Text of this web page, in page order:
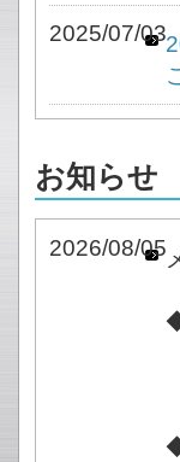
2025/07/03
お知らせ
2026/08/05